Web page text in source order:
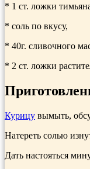
* 1 ст. ложки
* соль по вкусу,
* 40г. сливочного
* 2 ст. ложки
Курицу вымыть,
Натереть солью
Дать настояться